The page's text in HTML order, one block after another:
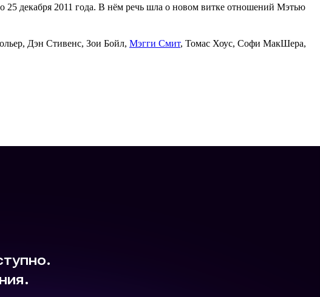
25 декабря 2011 года. В нём речь шла о новом витке отношений Мэтью
, Дэн Стивенс, Зои Бойл, Мэгги Смит, Томас Хоус, Софи МакШера,